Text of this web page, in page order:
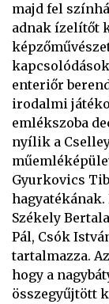
majd fel
adnak ízelítőt
enteriőr
irodalmi
emlékszoba
nyílik a
Gyurkovics
Székely
Pál, Csók
tartalmazza.
hogy a
összegyűjtött